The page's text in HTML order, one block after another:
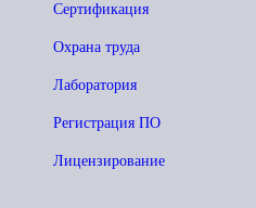
Сертификация
Охрана труда
Лаборатория
Регистрация ПО
Лицензирование